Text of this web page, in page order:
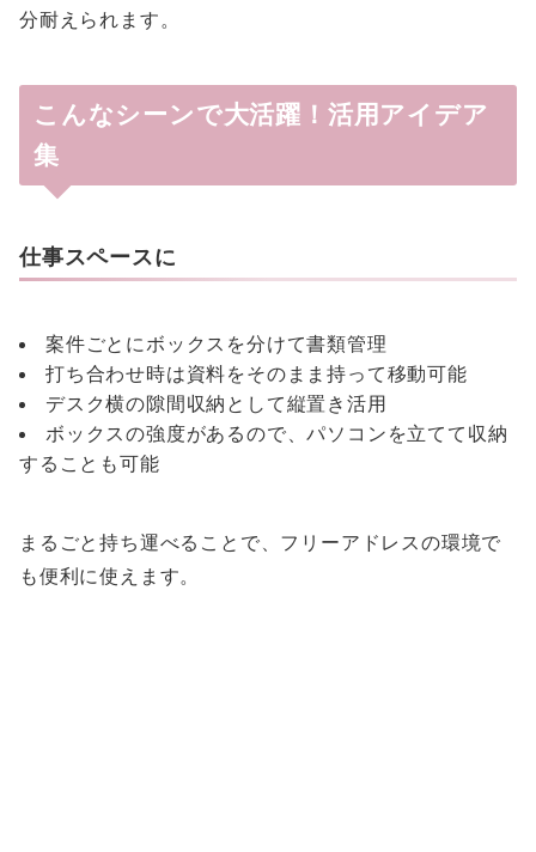
分耐えられます。
こんなシーンで大活躍！活用アイデア
集
仕事スペースに
案件ごとにボックスを分けて書類管理
打ち合わせ時は資料をそのまま持って移動可能
デスク横の隙間収納として縦置き活用
ボックスの強度があるので、パソコンを立てて収納
することも可能
まるごと持ち運べることで、フリーアドレスの環境で
も便利に使えます。